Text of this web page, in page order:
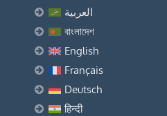
العربية
বাংলাদেশ
English
Français
Deutsch
हिन्दी